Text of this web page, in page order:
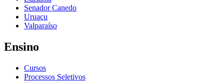
Senador Canedo
Uruaçu
Valparaíso
Ensino
Cursos
Processos Seletivos